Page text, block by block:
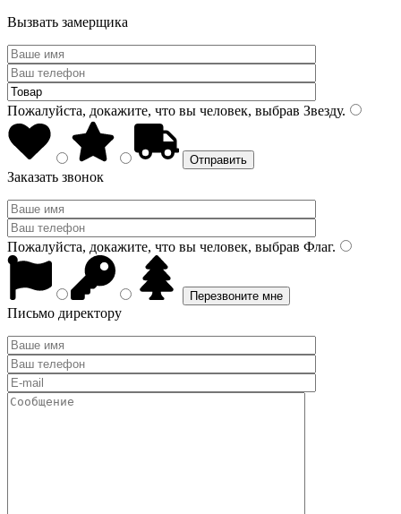
Вызвать замерщика
Пожалуйста, докажите, что вы человек, выбрав Звезду.
Заказать звонок
Пожалуйста, докажите, что вы человек, выбрав Флаг.
Письмо директору